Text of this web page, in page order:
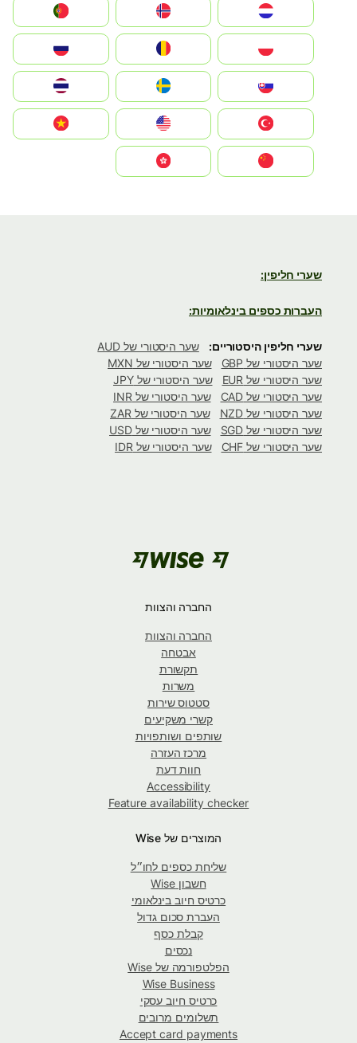
Nederland
Portugal
România
Slovensko
United States
Vietnam
שערי חליפין:
העברות כספים בינלאומיות:
שערי חליפין היסטוריים:
שער היסטורי של AUD
שער היסטורי של GBP
שער היסטורי של MXN
שער היסטורי של EUR
שער היסטורי של JPY
שער היסטורי של CAD
שער היסטורי של INR
שער היסטורי של NZD
שער היסטורי של ZAR
שער היסטורי של SGD
שער היסטורי של USD
שער היסטורי של CHF
שער היסטורי של IDR
החברה והצוות
החברה והצוות
אבטחה
תקשורת
משרות
סטטוס שירות
קשרי משקיעים
שותפים ושותפויות
מרכז העזרה
חוות דעת
Accessibility
Feature availability checker
המוצרים של Wise
שליחת כספים לחו״ל
חשבון Wise
כרטיס חיוב בינלאומי
העברת סכום גדול
קבלת כסף
נכסים
הפלטפורמה של Wise
Wise Business
כרטיס חיוב עסקי
תשלומים מרובים
Accept card payments